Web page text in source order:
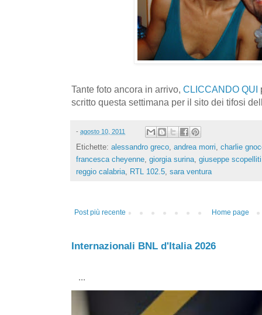
Tante foto ancora in arrivo, CLICCANDO QUI
scritto questa settimana per il sito dei tifosi
- agosto 10, 2011
Etichette: alessandro greco, andrea morri, charlie
francesca cheyenne, giorgia surina, giuseppe scopelliti
reggio calabria, RTL 102.5, sara ventura
Post più recente Home page
Internazionali BNL d'Italia 2026
...